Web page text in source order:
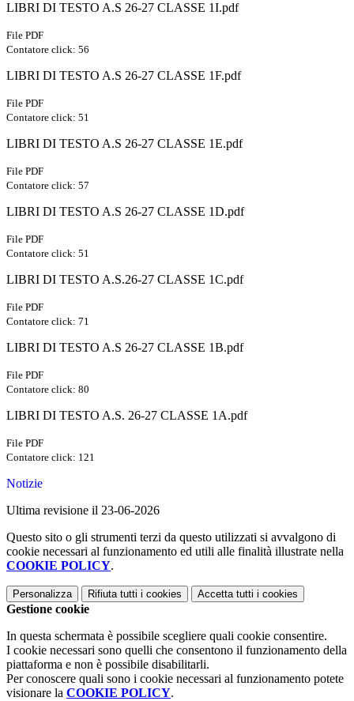
LIBRI DI TESTO A.S 26-27 CLASSE 1I.pdf
File PDF
Contatore click: 56
LIBRI DI TESTO A.S 26-27 CLASSE 1F.pdf
File PDF
Contatore click: 51
LIBRI DI TESTO A.S 26-27 CLASSE 1E.pdf
File PDF
Contatore click: 57
LIBRI DI TESTO A.S 26-27 CLASSE 1D.pdf
File PDF
Contatore click: 51
LIBRI DI TESTO A.S.26-27 CLASSE 1C.pdf
File PDF
Contatore click: 71
LIBRI DI TESTO A.S 26-27 CLASSE 1B.pdf
File PDF
Contatore click: 80
LIBRI DI TESTO A.S. 26-27 CLASSE 1A.pdf
File PDF
Contatore click: 121
Notizie
Ultima revisione il 23-06-2026
Questo sito o gli strumenti terzi da questo utilizzati si avvalgono di
cookie necessari al funzionamento ed utili alle finalità illustrate nella
COOKIE POLICY.
Personalizza Rifiuta tutti i cookies Accetta tutti i cookies
Gestione cookie
In questa schermata è possibile scegliere quali cookie consentire.
I cookie necessari sono quelli che consentono il funzionamento della
piattaforma e non è possibile disabilitarli.
Per conoscere quali sono i cookie necessari al funzionamento potete
visionare la COOKIE POLICY.